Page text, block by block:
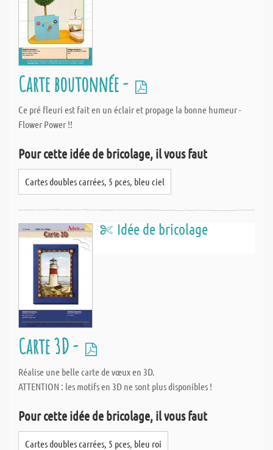
Carte boutonnée -
Ce pré fleuri est fait en un éclair et propage la bonne humeur -
Flower Power !!
Pour cette idée de bricolage, il vous faut
Cartes doubles carrées, 5 pces, bleu ciel
Idée de bricolage
Carte 3D -
Réalise une belle carte de vœux en 3D.
ATTENTION : les motifs en 3D ne sont plus disponibles !
Pour cette idée de bricolage, il vous faut
Cartes doubles carrées, 5 pces, bleu roi